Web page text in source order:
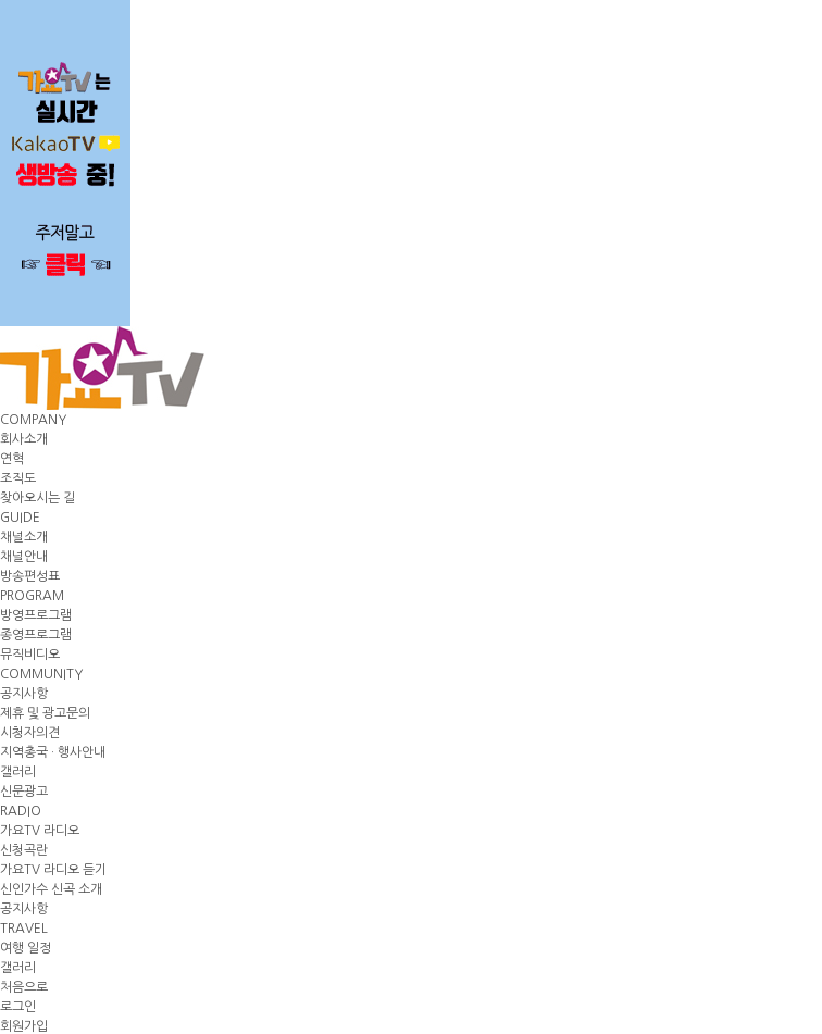
COMPANY
회사소개
연혁
조직도
찾아오시는 길
GUIDE
채널소개
채널안내
방송편성표
PROGRAM
방영프로그램
종영프로그램
뮤직비디오
COMMUNITY
공지사항
제휴 및 광고문의
시청자의견
지역총국 · 행사안내
갤러리
신문광고
RADIO
가요TV 라디오
신청곡란
가요TV 라디오 듣기
신인가수 신곡 소개
공지사항
TRAVEL
여행 일정
갤러리
처음으로
로그인
회원가입